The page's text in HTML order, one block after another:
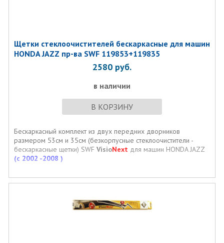
Щетки стеклоочистителей бескаркасные для машин
HONDA JAZZ пр-ва SWF 119853+119835
2580 руб.
в наличии
В КОРЗИНУ
Бескаркасный комплект из двух передних дворников
размером 53см и 35см (безкорпусные стеклоочистители -
бескаркасные щетки) SWF VisioNext для машин HONDA JAZZ
(с 2002 -2008 )